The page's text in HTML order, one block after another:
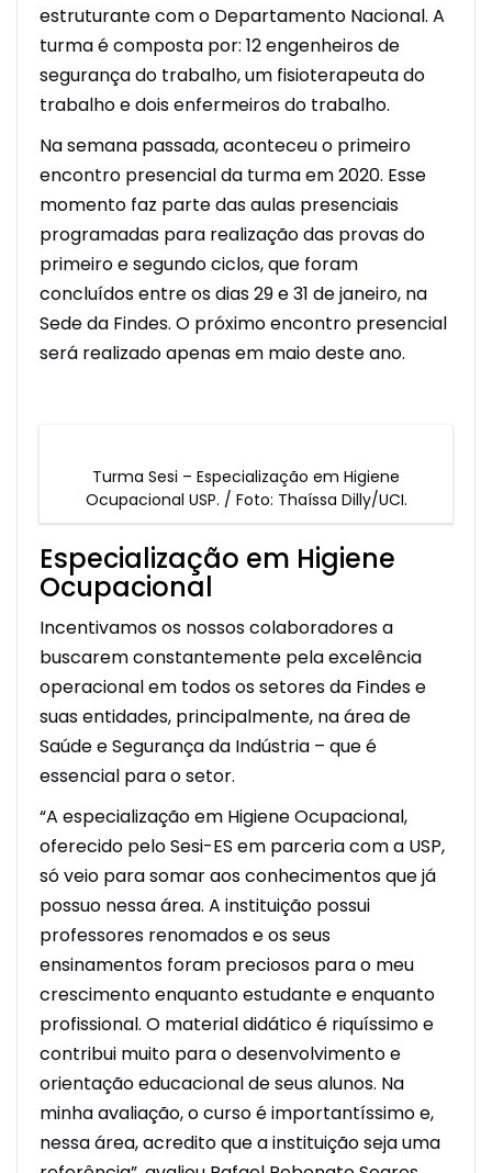
estruturante com o Departamento Nacional. A
turma é composta por: 12 engenheiros de
segurança do trabalho, um fisioterapeuta do
trabalho e dois enfermeiros do trabalho.
Na semana passada, aconteceu o primeiro
encontro presencial da turma em 2020. Esse
momento faz parte das aulas presenciais
programadas para realização das provas do
primeiro e segundo ciclos, que foram
concluídos entre os dias 29 e 31 de janeiro, na
Sede da Findes. O próximo encontro presencial
será realizado apenas em maio deste ano.
Turma Sesi – Especialização em Higiene
Ocupacional USP. / Foto: Thaíssa Dilly/UCI.
Especialização em Higiene
Ocupacional
Incentivamos os nossos colaboradores a
buscarem constantemente pela excelência
operacional em todos os setores da Findes e
suas entidades, principalmente, na área de
Saúde e Segurança da Indústria – que é
essencial para o setor.
“A especialização em Higiene Ocupacional,
oferecido pelo Sesi-ES em parceria com a USP,
só veio para somar aos conhecimentos que já
possuo nessa área. A instituição possui
professores renomados e os seus
ensinamentos foram preciosos para o meu
crescimento enquanto estudante e enquanto
profissional. O material didático é riquíssimo e
contribui muito para o desenvolvimento e
orientação educacional de seus alunos. Na
minha avaliação, o curso é importantíssimo e,
nessa área, acredito que a instituição seja uma